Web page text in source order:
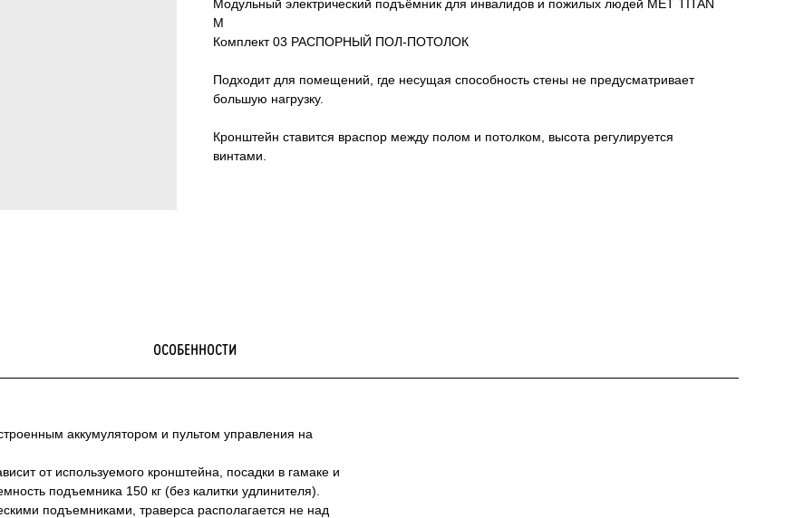
Модульный электрический подъёмник для инвалидов и пожилых людей MET TITAN
M
Комплект 03 РАСПОРНЫЙ ПОЛ-ПОТОЛОК
Подходит для помещений, где несущая способность стены не предусматривает
большую нагрузку.
Кронштейн ставится враспор между полом и потолком, высота регулируется
винтами.
ОСОБЕННОСТИ
аккумулятором и пультом управления на
от используемого кронштейна, посадки в гамаке и
подъемника 150 кг (без калитки удлинителя).
подъемниками, траверса располагается не над